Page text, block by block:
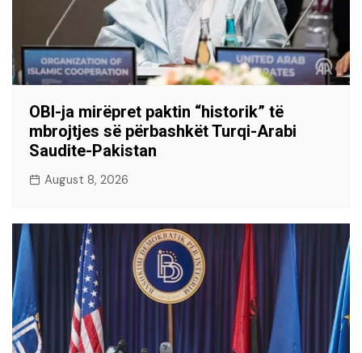
OBI-ja mirëpret paktin “historik” të
mbrojtjes së përbashkët Turqi-Arabi
Saudite-Pakistan
August 8, 2026